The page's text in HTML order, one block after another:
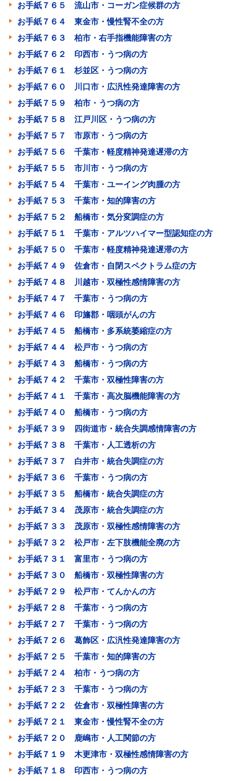
お手紙７６５ 流山市・コーガン症候群の方
お手紙７６４ 東金市・慢性腎不全の方
お手紙７６３ 柏市・右手指機能障害の方
お手紙７６２ 印西市・うつ病の方
お手紙７６１ 杉並区・うつ病の方
お手紙７６０ 川口市・広汎性発達障害の方
お手紙７５９ 柏市・うつ病の方
お手紙７５８ 江戸川区・うつ病の方
お手紙７５７ 市原市・うつ病の方
お手紙７５６ 千葉市・軽度精神発達遅滞の方
お手紙７５５ 市川市・うつ病の方
お手紙７５４ 千葉市・ユーイング肉腫の方
お手紙７５３ 千葉市・知的障害の方
お手紙７５２ 船橋市・気分変調症の方
お手紙７５１ 千葉市・アルツハイマー型認知症の方
お手紙７５０ 千葉市・軽度精神発達遅滞の方
お手紙７４９ 佐倉市・自閉スペクトラム症の方
お手紙７４８ 川越市・双極性感情障害の方
お手紙７４７ 千葉市・うつ病の方
お手紙７４６ 印旛郡・咽頭がんの方
お手紙７４５ 船橋市・多系統萎縮症の方
お手紙７４４ 松戸市・うつ病の方
お手紙７４３ 船橋市・うつ病の方
お手紙７４２ 千葉市・双極性障害の方
お手紙７４１ 千葉市・高次脳機能障害の方
お手紙７４０ 船橋市・うつ病の方
お手紙７３９ 四街道市・統合失調感情障害の方
お手紙７３８ 千葉市・人工透析の方
お手紙７３７ 白井市・統合失調症の方
お手紙７３６ 千葉市・うつ病の方
お手紙７３５ 船橋市・統合失調症の方
お手紙７３４ 茂原市・統合失調症の方
お手紙７３３ 茂原市・双極性感情障害の方
お手紙７３２ 松戸市・左下肢機能全廃の方
お手紙７３１ 富里市・うつ病の方
お手紙７３０ 船橋市・双極性障害の方
お手紙７２９ 松戸市・てんかんの方
お手紙７２８ 千葉市・うつ病の方
お手紙７２７ 千葉市・うつ病の方
お手紙７２６ 葛飾区・広汎性発達障害の方
お手紙７２５ 千葉市・知的障害の方
お手紙７２４ 柏市・うつ病の方
お手紙７２３ 千葉市・うつ病の方
お手紙７２２ 佐倉市・双極性障害の方
お手紙７２１ 東金市・慢性腎不全の方
お手紙７２０ 鹿嶋市・人工関節の方
お手紙７１９ 木更津市・双極性感情障害の方
お手紙７１８ 印西市・うつ病の方